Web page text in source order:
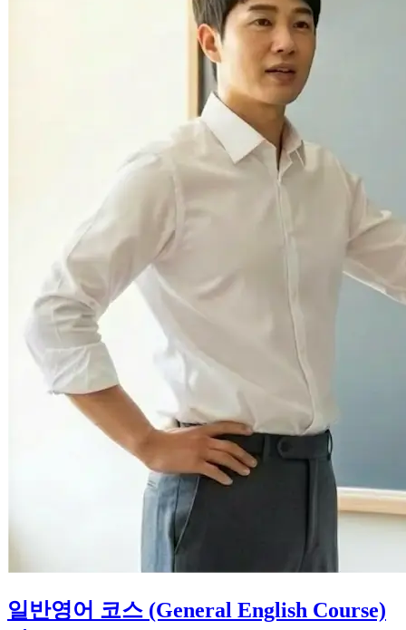
일반영어 코스 (General English Course)